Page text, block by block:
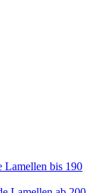
Lamellen bis 190